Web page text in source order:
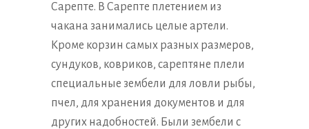
Сарепте. В Сарепте плетением из
чакана занимались целые артели.
Кроме корзин самых разных размеров,
сундуков, ковриков, сарептяне плели
специальные зембели для ловли рыбы,
пчел, для хранения документов и для
других надобностей. Были зембели с